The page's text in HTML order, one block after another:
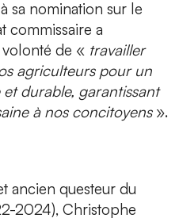
sa nomination sur le
commissaire a
de « travailler
agriculteurs pour un
durable, garantissant
à nos concitoyens».
ancien questeur du
2024), Christophe